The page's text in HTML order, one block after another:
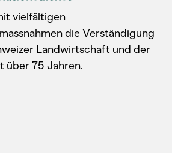
vielfältigen
die Verständigung
Landwirtschaft und der
über 75 Jahren.